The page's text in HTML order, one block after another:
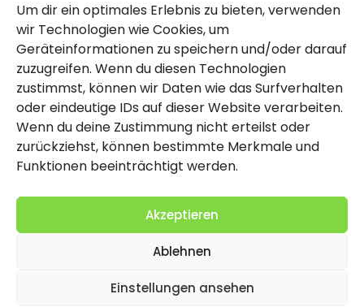
Um dir ein optimales Erlebnis zu bieten, verwenden
wir Technologien wie Cookies, um
Geräteinformationen zu speichern und/oder darauf
zuzugreifen. Wenn du diesen Technologien
zustimmst, können wir Daten wie das Surfverhalten
oder eindeutige IDs auf dieser Website verarbeiten.
Wenn du deine Zustimmung nicht erteilst oder
zurückziehst, können bestimmte Merkmale und
Funktionen beeinträchtigt werden.
Akzeptieren
Ablehnen
Einstellungen ansehen
Rechtlich
Impressum
Datenschutzerklärung
Cookie-Richtlinie (EU)